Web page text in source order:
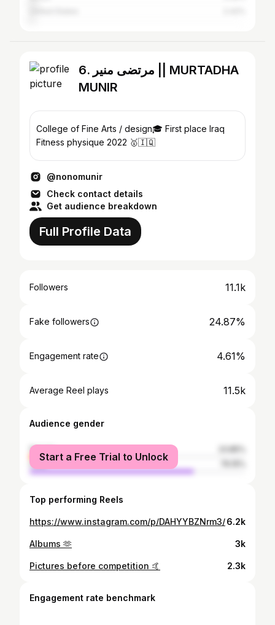
6. مرتضى منير || MURTADHA
MUNIR
College of Fine Arts / design🎓 First place Iraq
Fitness physique 2022 🥇🇮🇶
@nonomunir
Check contact details
Get audience breakdown
Full Profile Data
Followers 11.1k
Fake followers 24.87%
Engagement rate 4.61%
Average Reel plays 11.5k
Audience gender
female
male
Start a Free Trial to Unlock
Top performing Reels
https://www.instagram.com/p/DAHYYBZNrm3/6.2k
Albums 🫶 3k
Pictures before competition 🤙 2.3k
Engagement rate benchmark